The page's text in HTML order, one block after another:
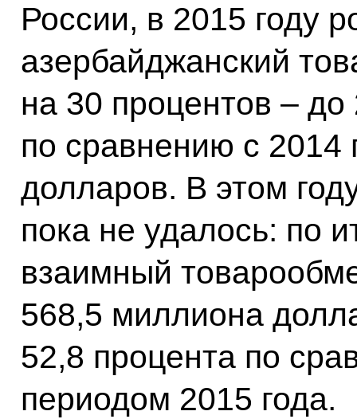
России, в 2015 году
азербайджанский
на 30 процентов ‒
по сравнению с
долларов. В этом
пока не удалось: по
взаимный
568,5 миллиона
52,8 процента по
периодом 2015 года.